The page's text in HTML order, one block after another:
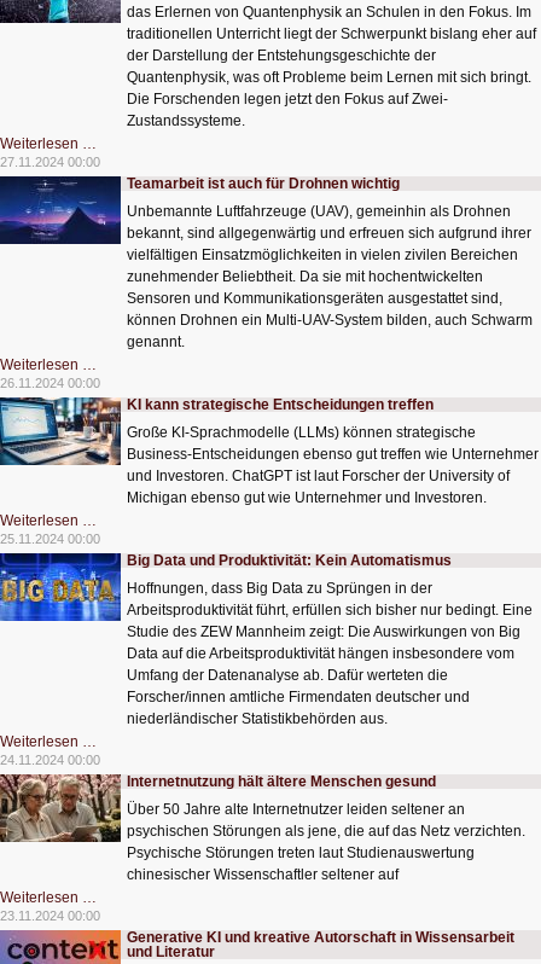
das Erlernen von Quantenphysik an Schulen in den Fokus. Im
traditionellen Unterricht liegt der Schwerpunkt bislang eher auf
der Darstellung der Entstehungsgeschichte der
Quantenphysik, was oft Probleme beim Lernen mit sich bringt.
Die Forschenden legen jetzt den Fokus auf Zwei-
Zustandssysteme.
Weiterlesen …
an
Schulen
verständlicher
vermitteln
27.11.2024 00:00
Teamarbeit ist auch für Drohnen wichtig
Unbemannte Luftfahrzeuge (UAV), gemeinhin als Drohnen
bekannt, sind allgegenwärtig und erfreuen sich aufgrund ihrer
vielfältigen Einsatzmöglichkeiten in vielen zivilen Bereichen
zunehmender Beliebtheit. Da sie mit hochentwickelten
Sensoren und Kommunikationsgeräten ausgestattet sind,
können Drohnen ein Multi-UAV-System bilden, auch Schwarm
genannt.
Weiterlesen …
ist
auch
für
Drohnen
wichtig
26.11.2024 00:00
KI kann strategische Entscheidungen treffen
Große KI-Sprachmodelle (LLMs) können strategische
Business-Entscheidungen ebenso gut treffen wie Unternehmer
und Investoren. ChatGPT ist laut Forscher der University of
Michigan ebenso gut wie Unternehmer und Investoren.
Weiterlesen …
kann
strategische
Entscheidungen
treffen
25.11.2024 00:00
Big Data und Produktivität: Kein Automatismus
Hoffnungen, dass Big Data zu Sprüngen in der
Arbeitsproduktivität führt, erfüllen sich bisher nur bedingt. Eine
Studie des ZEW Mannheim zeigt: Die Auswirkungen von Big
Data auf die Arbeitsproduktivität hängen insbesondere vom
Umfang der Datenanalyse ab. Dafür werteten die
Forscher/innen amtliche Firmendaten deutscher und
niederländischer Statistikbehörden aus.
Weiterlesen …
Data
und
Produktivität:
Kein
Automatismus
24.11.2024 00:00
Internetnutzung hält ältere Menschen gesund
Über 50 Jahre alte Internetnutzer leiden seltener an
psychischen Störungen als jene, die auf das Netz verzichten.
Psychische Störungen treten laut Studienauswertung
chinesischer Wissenschaftler seltener auf
Weiterlesen …
hält
ältere
Menschen
gesund
23.11.2024 00:00
Generative KI und kreative Autorschaft in Wissensarbeit
und Literatur